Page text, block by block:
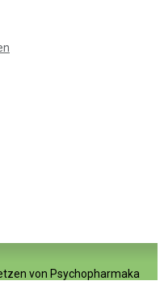
von Psychopharmaka